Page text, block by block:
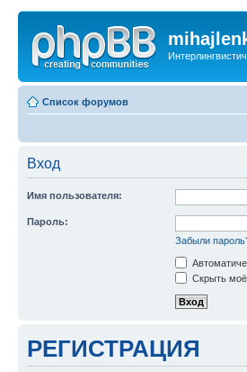
Список форумов
Вход
Имя пользователя:
Пароль:
Забыли
Скрыть моё
РЕГИСТРАЦИЯ